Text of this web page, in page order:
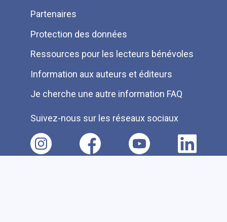
Partenaires
Protection des données
Ressources pour les lecteurs bénévoles
Information aux auteurs et éditeurs
Je cherche une autre information FAQ
Suivez-nous sur les réseaux sociaux